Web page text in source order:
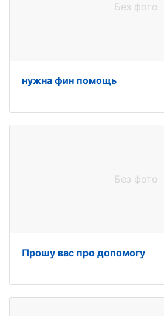
Без фото
нужна фин помощь
Без фото
Прошу вас про допомогу